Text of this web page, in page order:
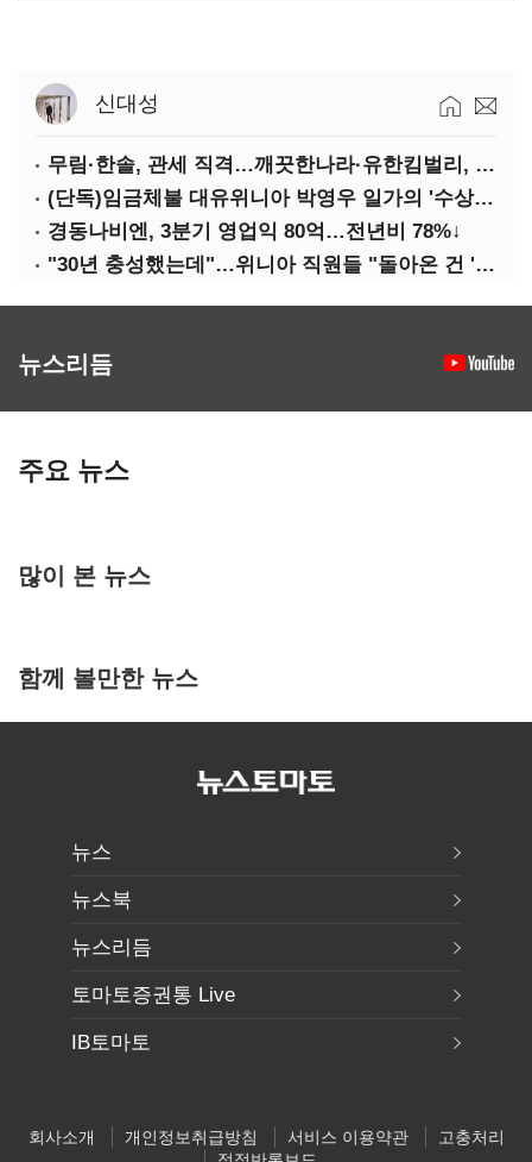
신대성
무림·한솔, 관세 직격…깨끗한나라·유한킴벌리, 수익성 악화
(단독)임금체불 대유위니아 박영우 일가의 '수상한 별장'
경동나비엔, 3분기 영업익 80억…전년비 78%↓
"30년 충성했는데"…위니아 직원들 "돌아온 건 '배신'"
뉴스리듬
주요 뉴스
많이 본 뉴스
함께 볼만한 뉴스
뉴스
뉴스북
뉴스리듬
토마토증권통 Live
IB토마토
회사소개 개인정보취급방침 서비스 이용약관
고충처리